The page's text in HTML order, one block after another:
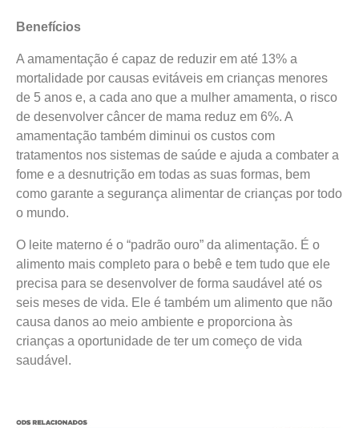
Benefícios
A amamentação é capaz de reduzir em até 13% a
mortalidade por causas evitáveis em crianças menores
de 5 anos e, a cada ano que a mulher amamenta, o risco
de desenvolver câncer de mama reduz em 6%. A
amamentação também diminui os custos com
tratamentos nos sistemas de saúde e ajuda a combater a
fome e a desnutrição em todas as suas formas, bem
como garante a segurança alimentar de crianças por todo
o mundo.
O leite materno é o “padrão ouro” da alimentação. É o
alimento mais completo para o bebê e tem tudo que ele
precisa para se desenvolver de forma saudável até os
seis meses de vida. Ele é também um alimento que não
causa danos ao meio ambiente e proporciona às
crianças a oportunidade de ter um começo de vida
saudável.